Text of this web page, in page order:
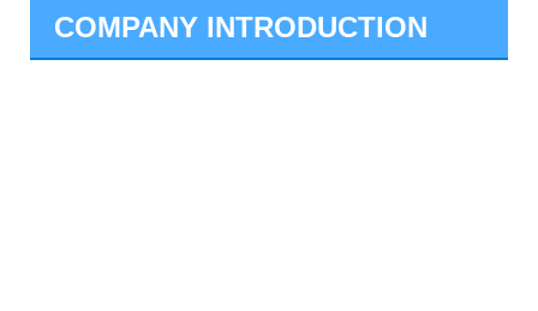
COMPANY INTRODUCTION